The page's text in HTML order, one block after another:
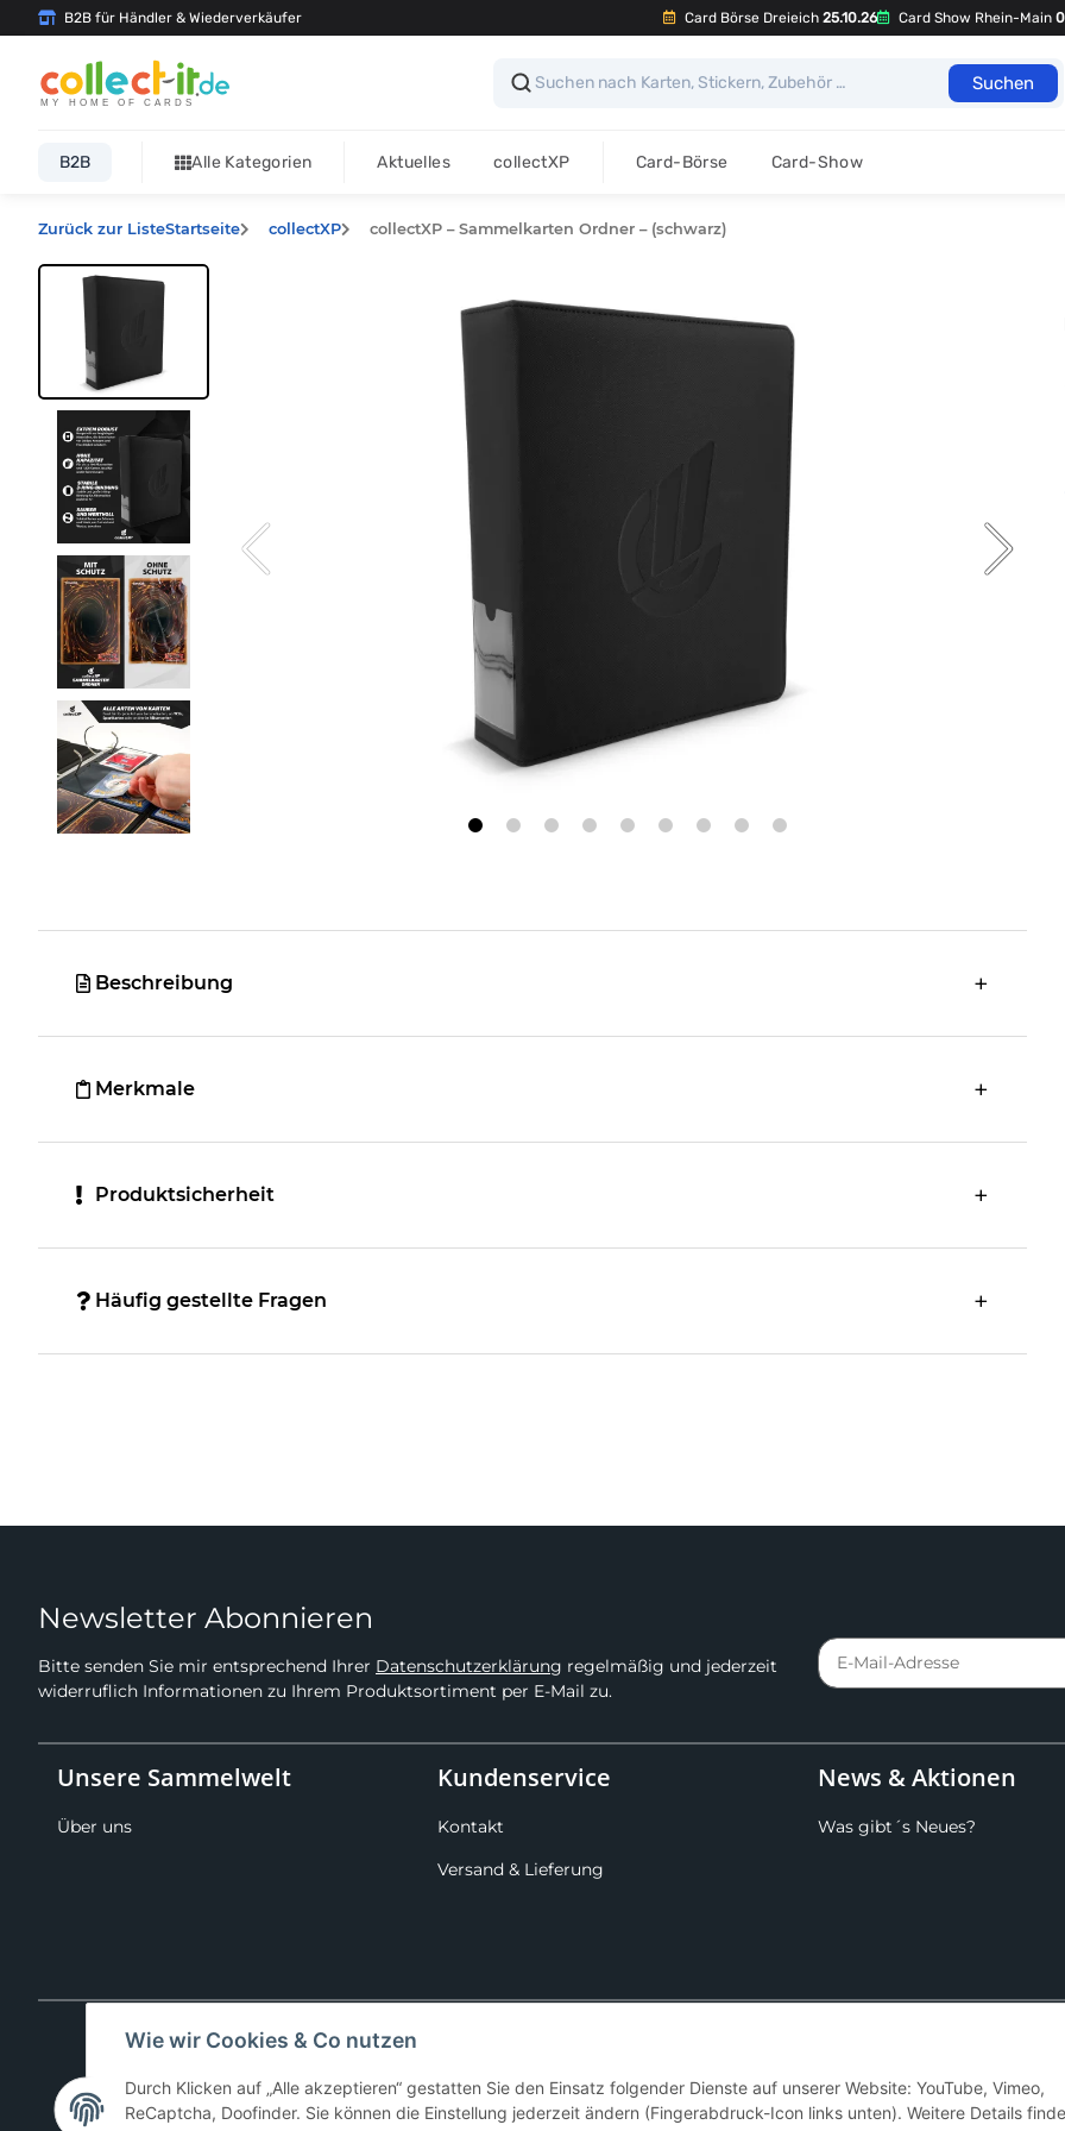
Wie wir Cookies & Co nutzen
Durch Klicken auf „Alle akzeptieren“ gestatten Sie den Einsatz folgender Dienste auf unserer Website: YouTube, Vimeo,
ReCaptcha, Doofinder. Sie können die Einstellung jederzeit ändern (Fingerabdruck-Icon links unten). Weitere Details
B2B für Händler & Wiederverkäufer Card Börse Dreieich 25.10.26 Card Show Rhein-Main
MY HOME OF CARDS
Suchen
B2B Alle Kategorien Aktuelles collectXP Card-Börse Card-Show
Zurück zur ListeStartseite collectXP collectXP – Sammelkarten Ordner – (schwarz)
Beschreibung
Merkmale
Produktsicherheit
Häufig gestellte Fragen
Newsletter Abonnieren
Bitte senden Sie mir entsprechend Ihrer Datenschutzerklärung regelmäßig und jederzeit
widerruflich Informationen zu Ihrem Produktsortiment per E-Mail zu.
Unsere Sammelwelt
Über uns
Kundenservice
Kontakt
Versand & Lieferung
News & Aktionen
Was gibt´s Neues?